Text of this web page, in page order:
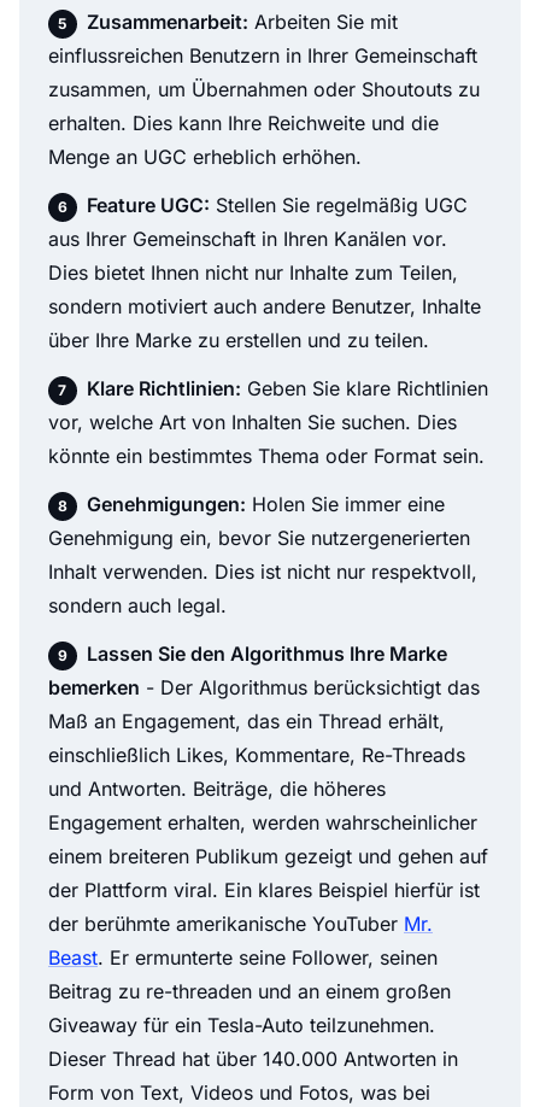
Zusammenarbeit: Arbeiten Sie mit
einflussreichen Benutzern in Ihrer Gemeinschaft
zusammen, um Übernahmen oder Shoutouts zu
erhalten. Dies kann Ihre Reichweite und die
Menge an UGC erheblich erhöhen.
Feature UGC: Stellen Sie regelmäßig UGC
aus Ihrer Gemeinschaft in Ihren Kanälen vor.
Dies bietet Ihnen nicht nur Inhalte zum Teilen,
sondern motiviert auch andere Benutzer, Inhalte
über Ihre Marke zu erstellen und zu teilen.
Klare Richtlinien: Geben Sie klare Richtlinien
vor, welche Art von Inhalten Sie suchen. Dies
könnte ein bestimmtes Thema oder Format sein.
Genehmigungen: Holen Sie immer eine
Genehmigung ein, bevor Sie nutzergenerierten
Inhalt verwenden. Dies ist nicht nur respektvoll,
sondern auch legal.
Lassen Sie den Algorithmus Ihre Marke
bemerken - Der Algorithmus berücksichtigt das
Maß an Engagement, das ein Thread erhält,
einschließlich Likes, Kommentare, Re-Threads
und Antworten. Beiträge, die höheres
Engagement erhalten, werden wahrscheinlicher
einem breiteren Publikum gezeigt und gehen auf
der Plattform viral. Ein klares Beispiel hierfür ist
der berühmte amerikanische YouTuber Mr.
Beast. Er ermunterte seine Follower, seinen
Beitrag zu re-threaden und an einem großen
Giveaway für ein Tesla-Auto teilzunehmen.
Dieser Thread hat über 140.000 Antworten in
Form von Text, Videos und Fotos, was bei